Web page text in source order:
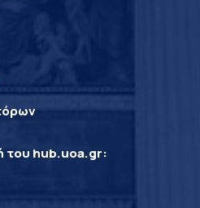
του hub.uoa.gr: